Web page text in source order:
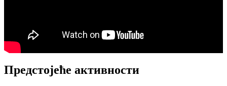
Предстојеће активности